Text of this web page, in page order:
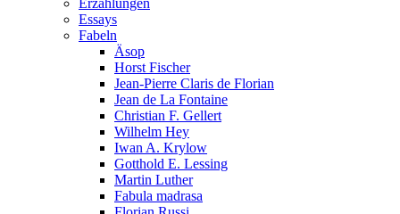
Essays
Fabeln
Äsop
Horst Fischer
Jean-Pierre Claris de Florian
Jean de La Fontaine
Christian F. Gellert
Wilhelm Hey
Iwan A. Krylow
Gotthold E. Lessing
Martin Luther
Fabula madrasa